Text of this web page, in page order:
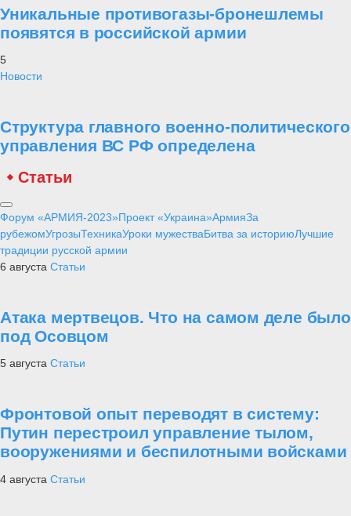
Уникальные противогазы-бронешлемы
появятся в российской армии
5
Новости
Структура главного военно-политического
управления ВС РФ определена
Статьи
Форум «АРМИЯ-2023»Проект «Украина»АрмияЗа
рубежомУгрозыТехникаУроки мужестваБитва за историюЛучшие
традиции русской армии
6 августа Статьи
Атака мертвецов. Что на самом деле было
под Осовцом
5 августа Статьи
Фронтовой опыт переводят в систему:
Путин перестроил управление тылом,
вооружениями и беспилотными войсками
4 августа Статьи